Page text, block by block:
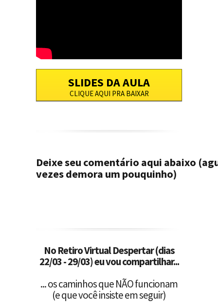
SLIDES DA AULA
CLIQUE AQUI PRA BAIXAR
Deixe seu comentário aqui abaixo
vezes demora um pouquinho)
No Retiro Virtual Despertar (dias
22/03 - 29/03) eu vou compartilhar...
... os caminhos que NÃO funcionam
(e que você insiste em seguir)